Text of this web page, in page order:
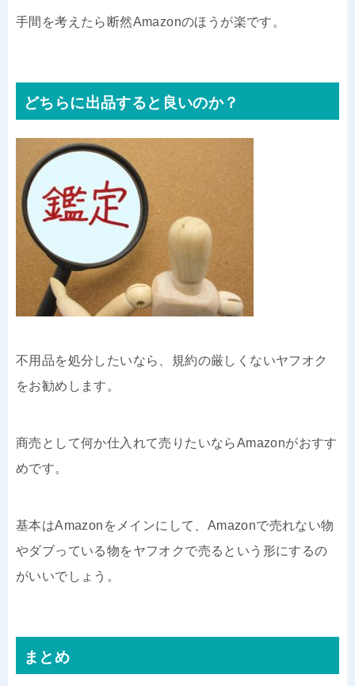
手間を考えたら断然Amazonのほうが楽です。
どちらに出品すると良いのか？
不用品を処分したいなら、規約の厳しくないヤフオク
をお勧めします。
商売として何か仕入れて売りたいならAmazonがおすす
めです。
基本はAmazonをメインにして、Amazonで売れない物
やダブっている物をヤフオクで売るという形にするの
がいいでしょう。
まとめ